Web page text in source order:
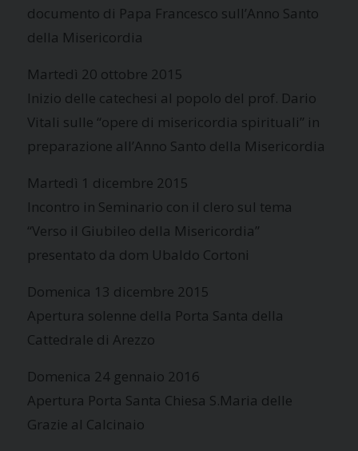
documento di Papa Francesco sull’Anno Santo
della Misericordia
Martedì 20 ottobre 2015
Inizio delle catechesi al popolo del prof. Dario
Vitali sulle “opere di misericordia spirituali” in
preparazione all’Anno Santo della Misericordia
Martedì 1 dicembre 2015
Incontro in Seminario con il clero sul tema
“Verso il Giubileo della Misericordia”
presentato da dom Ubaldo Cortoni
Domenica 13 dicembre 2015
Apertura solenne della Porta Santa della
Cattedrale di Arezzo
Domenica 24 gennaio 2016
Apertura Porta Santa Chiesa S.Maria delle
Grazie al Calcinaio